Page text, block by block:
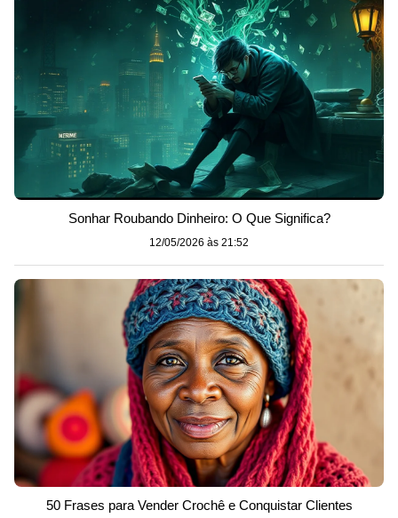
Sonhar Roubando Dinheiro: O Que Significa?
12/05/2026 às 21:52
50 Frases para Vender Crochê e Conquistar Clientes